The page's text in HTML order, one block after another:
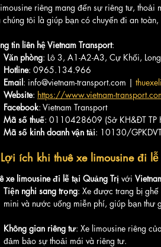
riêng mang đến sự riêng tư,
chúng tôi là giúp bạn có chuyến đi an
tin liên hệ Vietnam Transport:
Văn phòng: Lô 3, A1-A2-A3, Cự Khối,
Hotline: 0965.134.966
Email: info@vietnam-transport.com |
Website: https://www.vietnam-
Facebook: Vietnam Transport
Mã số thuế: 0110428609 (Sở KH&ĐT TP
Mã số kinh doanh vận tải: 10130/
ích khi thuê xe limousine đi
xe limousine đi lễ tại Quảng Trị với
Tiện nghi sang trọng: Xe được trang bị
mini và nước uống miễn phí, giúp bạn thư
Không gian riêng tư: Xe limousine riêng của
đảm bảo sự thoải mái và riêng tư.